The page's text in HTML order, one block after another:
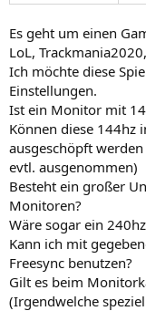
Es geht um einen
LoL,
Ich möchte diese
Einstellungen.
Ist ein Monitor mit
Können diese 144hz
ausgeschöpft
evtl. ausgenommen)
Besteht ein großer
Monitoren?
Wäre sogar ein
Kann ich mit
Freesync benutzen?
Gilt es beim
(Irgendwelche